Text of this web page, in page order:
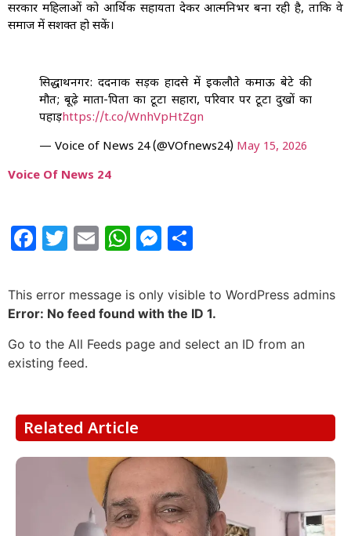
सरकार महिलाओं को आर्थिक सहायता देकर आत्मनिर्भर बना रही है, ताकि वे
समाज में सशक्त हो सकें।
सिद्धार्थनगर: दर्दनाक सड़क हादसे में इकलौते कमाऊ बेटे की
मौत; बूढ़े माता-पिता का टूटा सहारा, परिवार पर टूटा दुखों का
पहाड़https://t.co/WnhVpHtZgn
— Voice of News 24 (@VOfnews24) May 15, 2026
Voice Of News 24
Facebook
Twitter
EmailWhatsApp
Messenger
This error message is only visible to WordPress admins
Error: No feed found with the ID 1.
Go to the All Feeds page and select an ID from an
existing feed.
Related Article